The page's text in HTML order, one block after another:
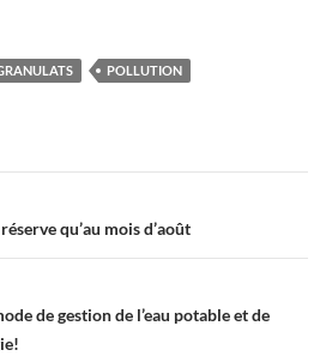
POLLUTION
qu’au mois d’août
de gestion de l’eau potable et de